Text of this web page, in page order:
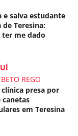
e salva estudante
de Teresina:
ter me dado
REGO
presa por
canetas
em Teresina